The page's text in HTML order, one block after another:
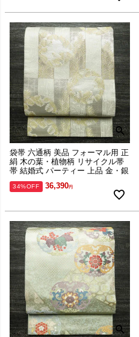
袋帯 六通柄 美品 フォーマル用 正
絹 木の葉・植物柄 リサイクル帯
帯 結婚式 パーティー 上品 金・銀
34%OFF 36,390